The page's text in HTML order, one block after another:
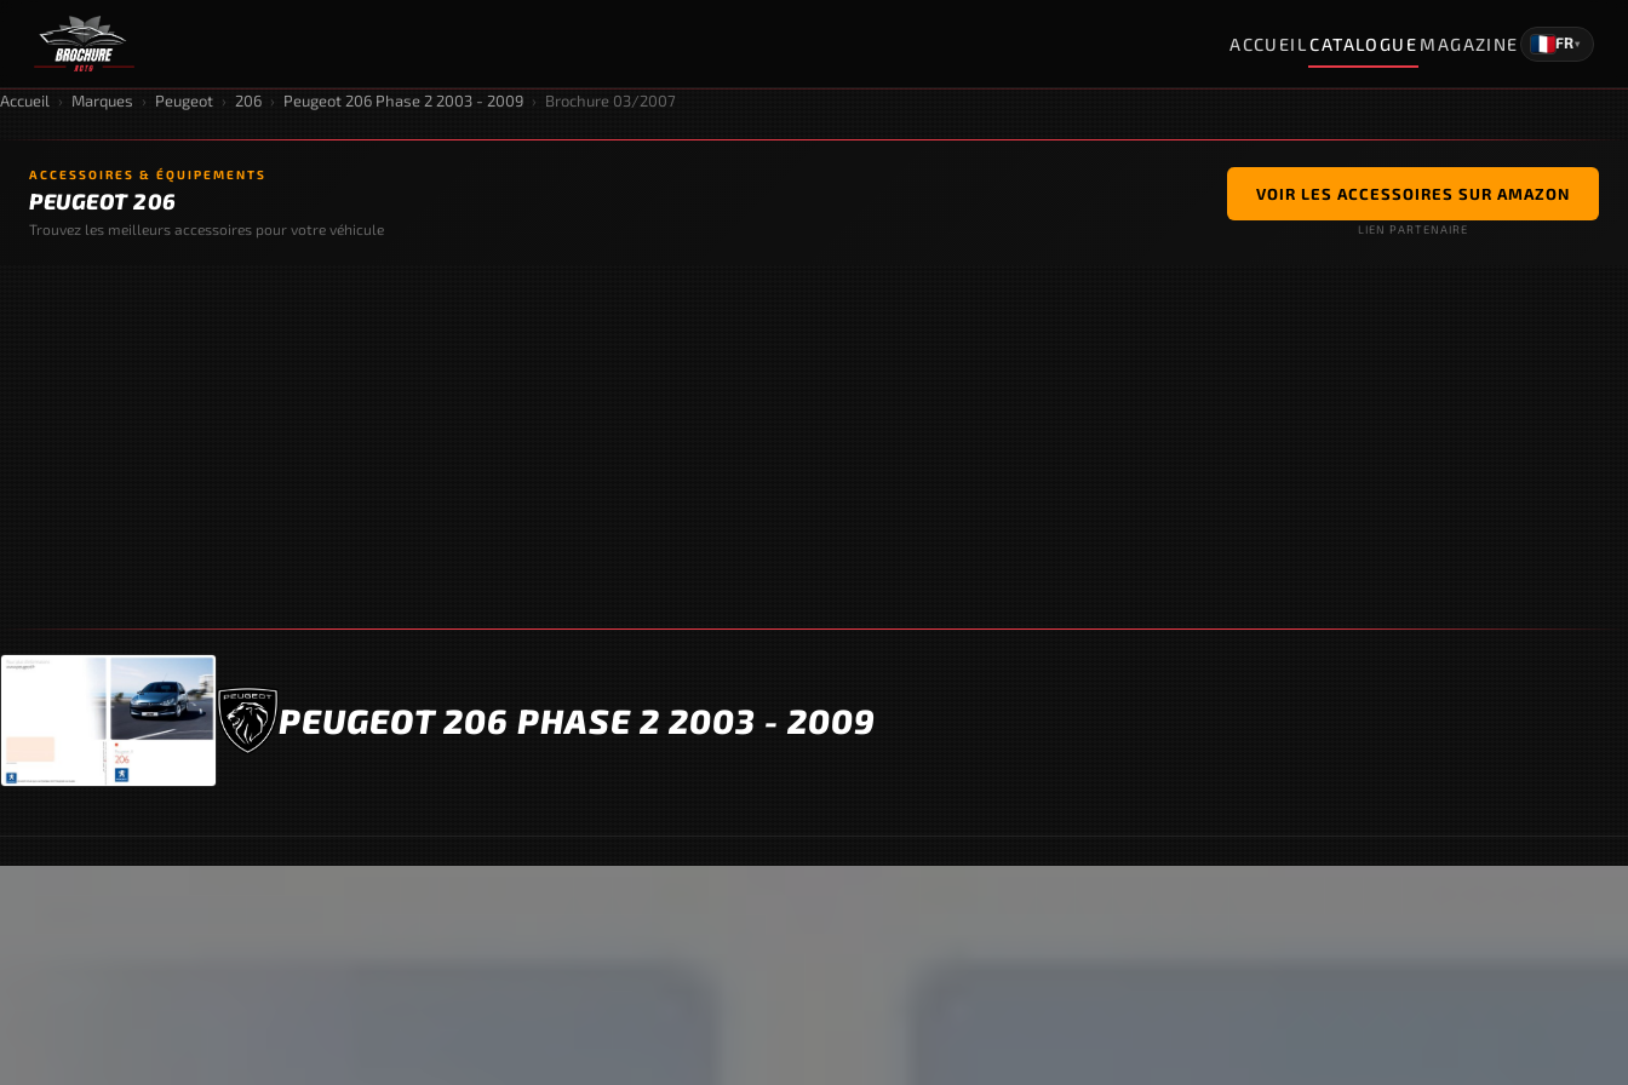
ACCUEILCATALOGUE MAGAZINE FR▾
Accueil › Marques › Peugeot › 206 › Peugeot 206 Phase 2 2003 - 2009 › Brochure 03/2007
ACCESSOIRES & ÉQUIPEMENTS
PEUGEOT 206
Trouvez les meilleurs accessoires pour votre véhicule
VOIR LES ACCESSOIRES SUR AMAZON
LIEN PARTENAIRE
PEUGEOT 206 PHASE 2 2003 - 2009